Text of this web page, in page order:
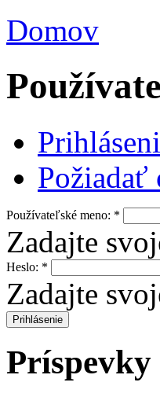
Domov
Požiadať
Používateľské meno: *
Zadajte
Heslo: *
Zadajte
Príspevky